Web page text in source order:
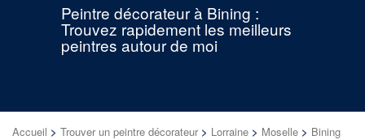
Peintre décorateur à Bining :
Trouvez rapidement les meilleurs
peintres autour de moi
Accueil > Trouver un peintre décorateur > Lorraine > Moselle > Bining